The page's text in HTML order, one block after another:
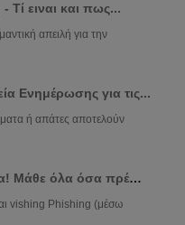
Τί ειναι και πως...
απειλή για την
Ενημέρωσης για τις...
ή απάτες αποτελούν
Μη γίνεις το θύμα! Μάθε όλα όσα πρέπει...
vishing Phishing (μέσω